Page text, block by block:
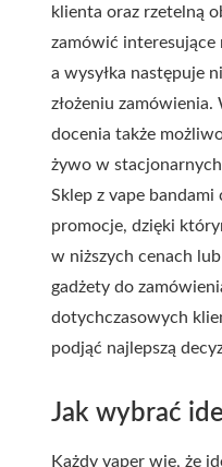
klienta oraz rzetelną
zamówić interesujące
a wysyłka następuje
złożeniu
docenia także
żywo w
Sklep z vape
promocje, dzięki
w niższych cenach
gadżety do
dotychczasowych
podjąć najlepszą
Jak wybrać
Każdy vaper wie, że